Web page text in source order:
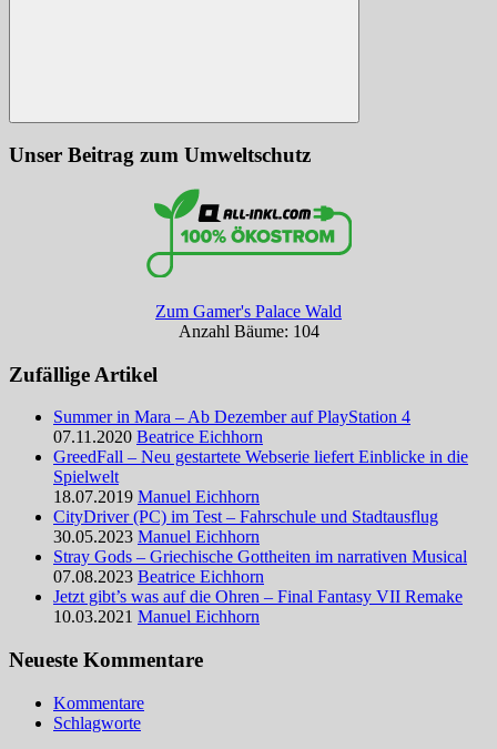
Suchen
Unser Beitrag zum Umweltschutz
Zum Gamer's Palace Wald
Anzahl Bäume: 104
Zufällige Artikel
Summer in Mara – Ab Dezember auf PlayStation 4
07.11.2020 Beatrice Eichhorn
GreedFall – Neu gestartete Webserie liefert Einblicke in die
Spielwelt
18.07.2019 Manuel Eichhorn
CityDriver (PC) im Test – Fahrschule und Stadtausflug
30.05.2023 Manuel Eichhorn
Stray Gods – Griechische Gottheiten im narrativen Musical
07.08.2023 Beatrice Eichhorn
Jetzt gibt’s was auf die Ohren – Final Fantasy VII Remake
10.03.2021 Manuel Eichhorn
Neueste Kommentare
Kommentare
Schlagworte